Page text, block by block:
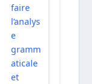
faire
l’analys
e
gramm
aticale
et